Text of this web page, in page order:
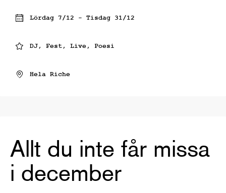
Allt du inte får missa
i december
Lördag 7/12 - Tisdag 31/12
DJ, Fest, Live, Poesi
Hela Riche